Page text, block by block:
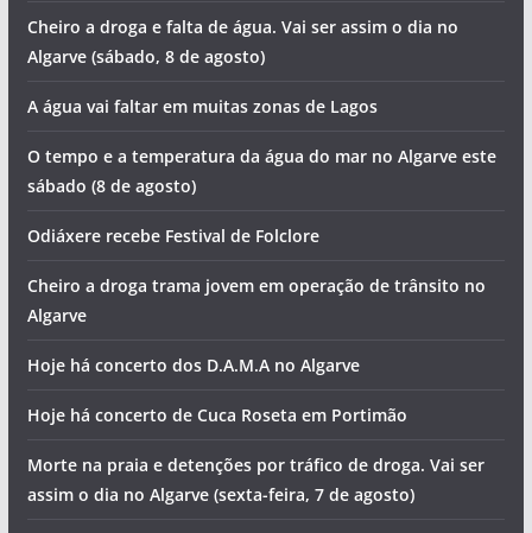
Cheiro a droga e falta de água. Vai ser assim o dia no
Algarve (sábado, 8 de agosto)
A água vai faltar em muitas zonas de Lagos
O tempo e a temperatura da água do mar no Algarve este
sábado (8 de agosto)
Odiáxere recebe Festival de Folclore
Cheiro a droga trama jovem em operação de trânsito no
Algarve
Hoje há concerto dos D.A.M.A no Algarve
Hoje há concerto de Cuca Roseta em Portimão
Morte na praia e detenções por tráfico de droga. Vai ser
assim o dia no Algarve (sexta-feira, 7 de agosto)